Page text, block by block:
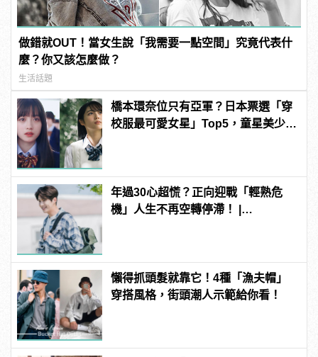
做錯就OUT！當女生說「我需要一點空間」究竟代表什
麼？你又該怎麼做？
生活話題
橋本環奈位只有亞軍？日本票選「穿
校服最可愛女星」Top5，童星美少女
年過30心超慌？正向迎戰「輕熟危
機」人生不再空轉停滯！ |
懶得抓頭髮就靠它！4種「漁夫帽」
穿搭風格，街頭潮人示範給你看！